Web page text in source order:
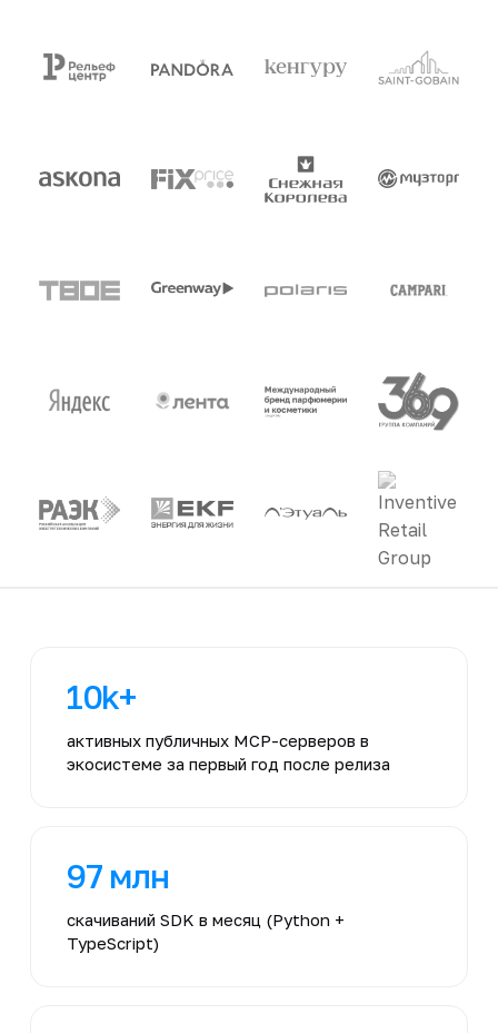
10k+
активных публичных MCP-серверов в
экосистеме за первый год после релиза
97 млн
скачиваний SDK в месяц (Python +
TypeScript)